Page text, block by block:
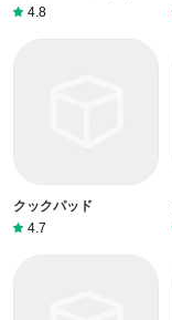
4.8
クックパッド
4.7